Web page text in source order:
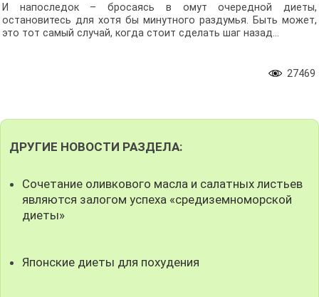
И напоследок – бросаясь в омут очередной диеты,
остановитесь для хотя бы минутного раздумья. Быть может,
это тот самый случай, когда стоит сделать шаг назад…
27469
ДРУГИЕ НОВОСТИ РАЗДЕЛА:
Сочетание оливкового масла и салатных листьев
являются залогом успеха «средиземноморской
диеты»
Японские диеты для похудения